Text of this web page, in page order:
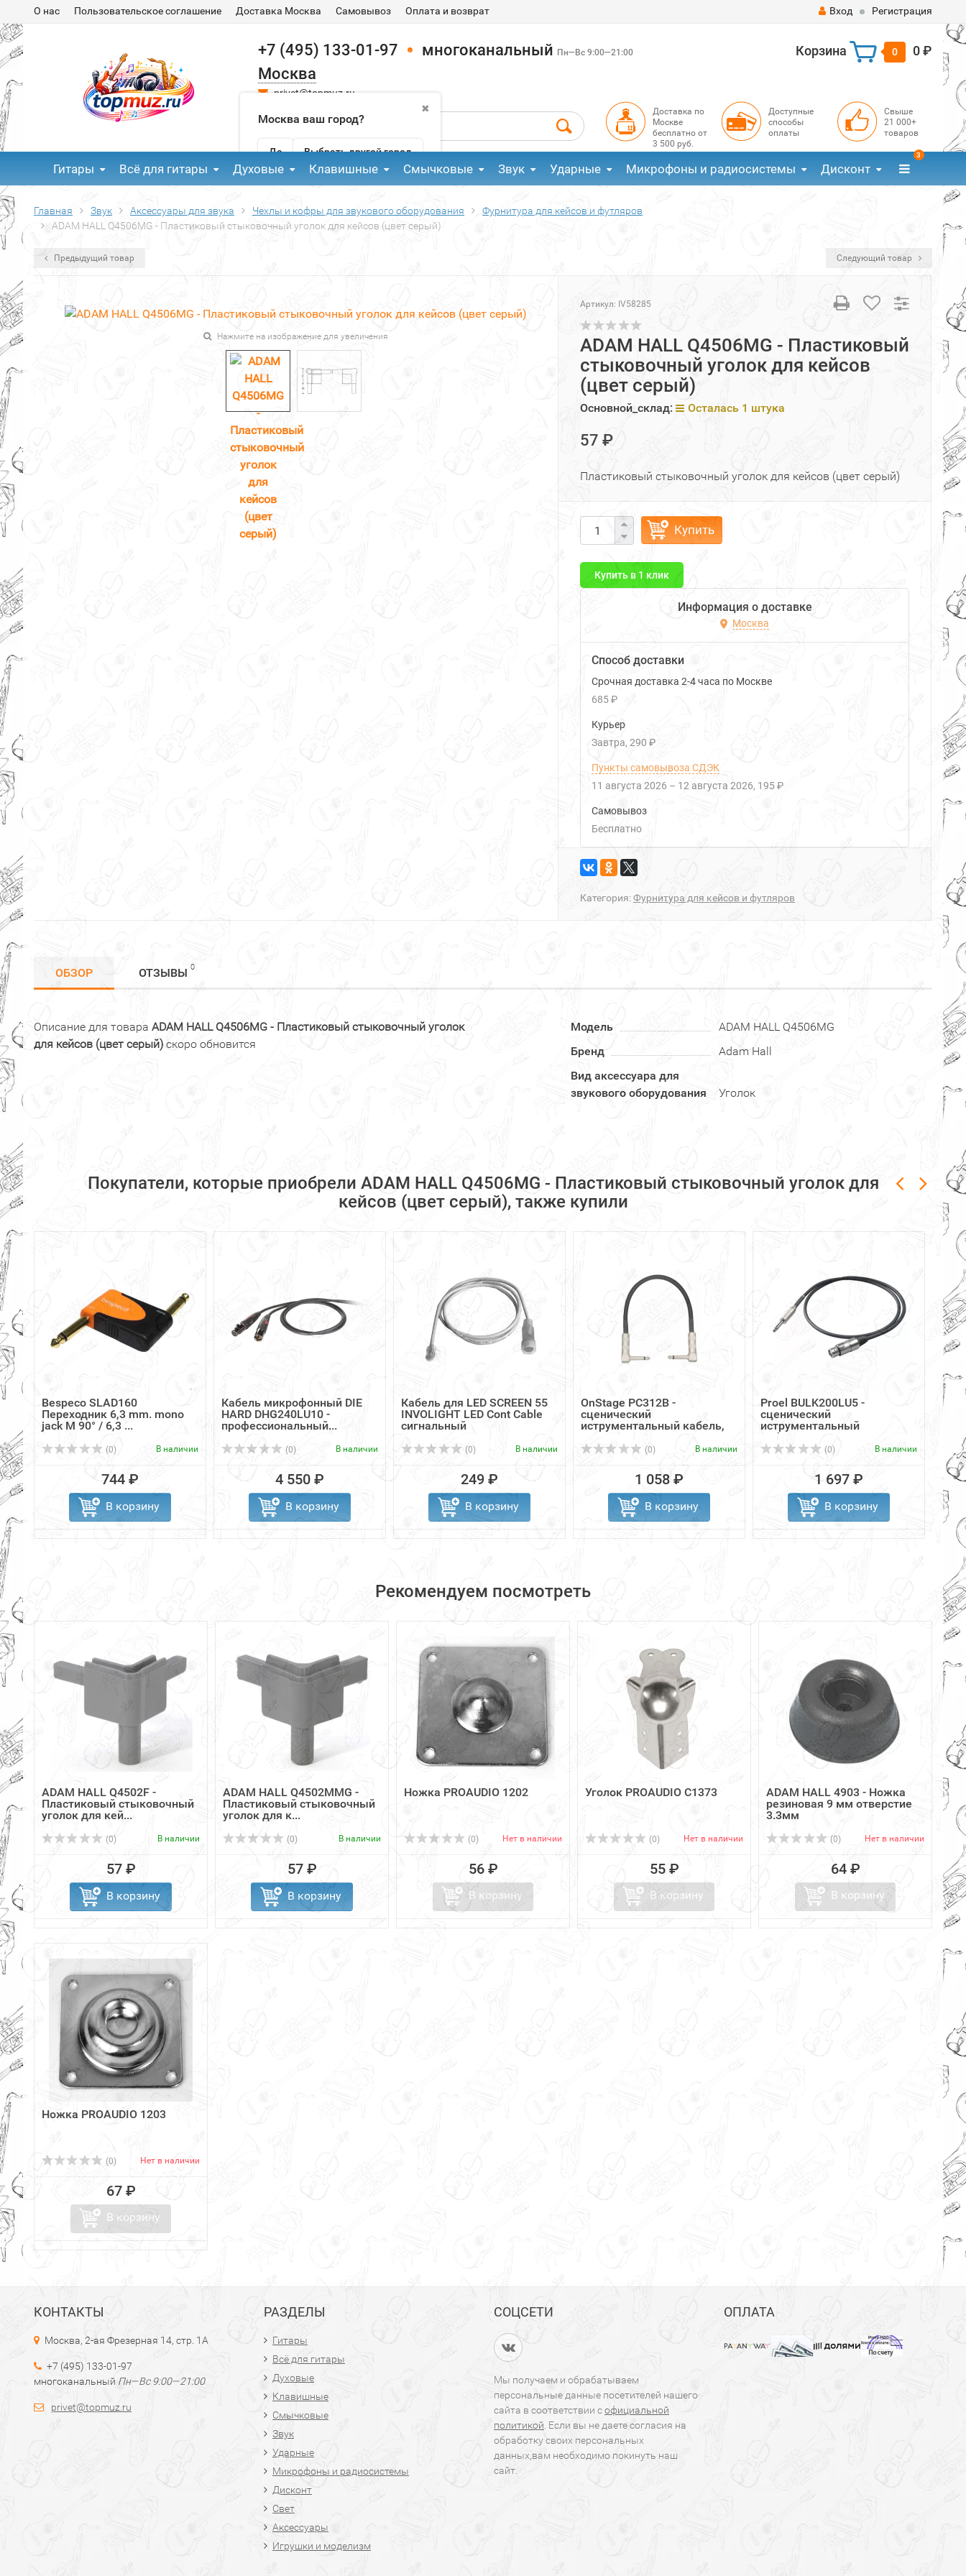
О нас Пользовательское соглашение Доставка Москва Самовывоз Оплата и возврат Вход Регистрация
+7 (495) 133-01-97 многоканальный Пн—Вс 9:00—21:00
Москва
✖
Москва ваш город?
Да Выбрать другой город
privet@topmuz.ru
Корзина 0 0 ₽
Доставка по
Москве
бесплатно от
3 500 руб.
Доступные
способы
оплаты
Свыше
21 000+
товаров
Гитары Всё для гитары Духовые Клавишные Смычковые Звук Ударные Микрофоны и радиосистемы Дисконт
3
Главная Звук Аксессуары для звука Чехлы и кофры для звукового оборудования
Фурнитура для кейсов и футляров
ADAM HALL Q4506MG - Пластиковый стыковочный уголок для кейсов (цвет серый)
Предыдущий товар Следующий товар
Нажмите на изображение для увеличения
Артикул: IV58285
ADAM HALL Q4506MG - Пластиковый
стыковочный уголок для кейсов
(цвет серый)
Основной_склад: Осталась 1 штука
57 ₽
Пластиковый стыковочный уголок для кейсов (цвет серый)
Купить
Купить в 1 клик
Информация о доставке
Москва
Способ доставки
Срочная доставка 2-4 часа по Москве
685 ₽
Курьер
Завтра 290 ₽
Пункты самовывоза СДЭК
11 августа 2026 – 12 августа 2026 195 ₽
Самовывоз
Бесплатно
Категория:Фурнитура для кейсов и футляров
ОБЗОР ОТЗЫВЫ 0
Описание для товара ADAM HALL Q4506MG - Пластиковый стыковочный уголок
для кейсов (цвет серый) скоро обновится
Модель
ADAM HALL Q4506MG
Бренд
Adam Hall
Вид аксессуара для
звукового оборудования
Уголок
Покупатели, которые приобрели ADAM HALL Q4506MG - Пластиковый стыковочный уголок для
кейсов (цвет серый), также купили
Bespeco SLAD160
Переходник 6,3 mm. mono
jack M 90° / 6,3 ...
(0) В наличии
744 ₽
В корзину
Кабель микрофонный DIE
HARD DHG240LU10 -
профессиональный...
(0) В наличии
4 550 ₽
В корзину
Кабель для LED SCREEN 55
INVOLIGHT LED Cont Cable
сигнальный
(0) В наличии
249 ₽
В корзину
OnStage PC312B -
сценический
иструментальный кабель,
(0) В наличии
1 058 ₽
В корзину
Proel BULK200LU5 -
сценический
иструментальный
кабель,6.3...
(0) В наличии
1 697 ₽
В корзину
Рекомендуем посмотреть
ADAM HALL Q4502F -
Пластиковый стыковочный
уголок для кей...
(0) В наличии
57 ₽
В корзину
ADAM HALL Q4502MMG -
Пластиковый стыковочный
уголок для к...
(0) В наличии
57 ₽
В корзину
Ножка PROAUDIO 1202
(0) Нет в наличии
56 ₽
В корзину
Уголок PROAUDIO C1373
(0) Нет в наличии
55 ₽
В корзину
ADAM HALL 4903 - Ножка
резиновая 9 мм отверстие
3.3мм
(0) Нет в наличии
64 ₽
В корзину
Ножка PROAUDIO 1203
(0) Нет в наличии
67 ₽
В корзину
КОНТАКТЫ
Москва, 2-ая Фрезерная 14, стр. 1А
+7 (495) 133-01-97
многоканальный Пн—Вс 9:00—21:00
privet@topmuz.ru
РАЗДЕЛЫ
Гитары
Всё для гитары
Духовые
Клавишные
Смычковые
Звук
Ударные
Микрофоны и радиосистемы
Дисконт
Свет
Аксессуары
Игрушки и моделизм
СОЦСЕТИ
Мы получаем и обрабатываем
персональные данные посетителей нашего
сайта в соответствии софициальной
политикой . Если вы не даете согласия на
обработку своих персональных
данных,вам необходимо покинуть наш
сайт.
ОПЛАТА